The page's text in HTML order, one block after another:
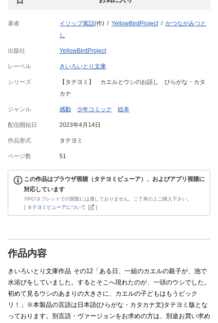
著者 イソップ寓話(作) YellowBirdProject
かつながみつと
し
出版社 YellowBirdProject
レーベル きいろいとり文庫
シリーズ
【タテヨミ】 カエルとウシのお話し ひらがな・カタ
カナ
ジャンル 感動 少年コミック 絵本
配信開始日 2023年4月14日
作品形式 タテヨミ
ページ数 51
この作品はブラウザ視聴（タテヨミビューア）、およびアプリ視聴に
対応しています
※PC/タブレットでの閲覧には適しておりません。ご了承の上ご購入下さい。
[ タテヨミビューアについて ]
作品内容
きいろいとり文庫作品 その12「ある日、一組のカエルの親子が、池で
水浴びをしていました。するとそこへ現れたのが、一頭のウシでした。
初めて見るウシのあまりの大きさに、カエルの子どもはもうビック
リ！」※本製品の言語は日本語(ひらがな・カタカナ文)タテヨミ版とな
っております。別言語・ヴァージョンをお求めの方は、別途お買い求め